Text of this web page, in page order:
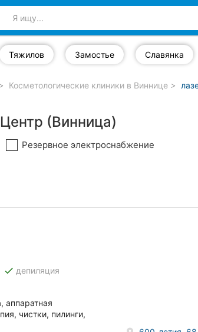
Тяжилов Замостье Славянка
Косметологические клиники в Виннице
(Винница)
Резервное электроснабжение
done депиляция
аппаратная
чистки, пилинги,